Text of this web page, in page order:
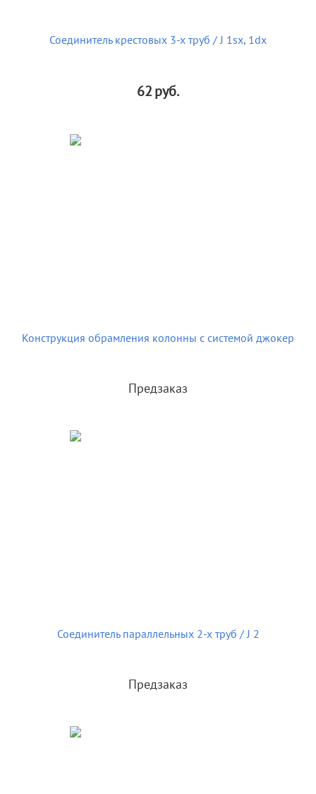
Соединитель крестовых 3-х труб / J 1sx, 1dx
62руб.
Конструкция обрамления колонны с системой джокер
Предзаказ
Соединитель параллельных 2-х труб / J 2
Предзаказ